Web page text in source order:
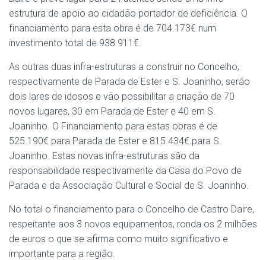
estrutura de apoio ao cidadão portador de deficiência. O
financiamento para esta obra é de 704.173€ num
investimento total de 938.911€.
As outras duas infra-estruturas a construir no Concelho,
respectivamente de Parada de Ester e S. Joaninho, serão
dois lares de idosos e vão possibilitar a criação de 70
novos lugares, 30 em Parada de Ester e 40 em S.
Joaninho. O Financiamento para estas obras é de
525.190€ para Parada de Ester e 815.434€ para S.
Joaninho. Estas novas infra-estruturas são da
responsabilidade respectivamente da Casa do Povo de
Parada e da Associação Cultural e Social de S. Joaninho.
No total o financiamento para o Concelho de Castro Daire,
respeitante aos 3 novos equipamentos, ronda os 2 milhões
de euros o que se afirma como muito significativo e
importante para a região.